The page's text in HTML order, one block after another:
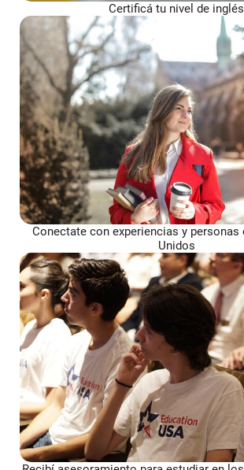
Certificá tu nivel de inglés
Conectate con experiencias y personas
Unidos